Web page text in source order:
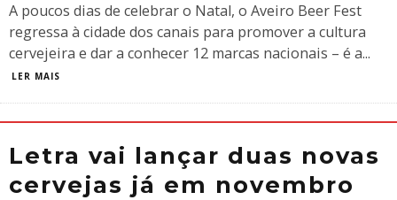
A poucos dias de celebrar o Natal, o Aveiro Beer Fest
regressa à cidade dos canais para promover a cultura
cervejeira e dar a conhecer 12 marcas nacionais – é a...
LER MAIS
Letra vai lançar duas novas
cervejas já em novembro